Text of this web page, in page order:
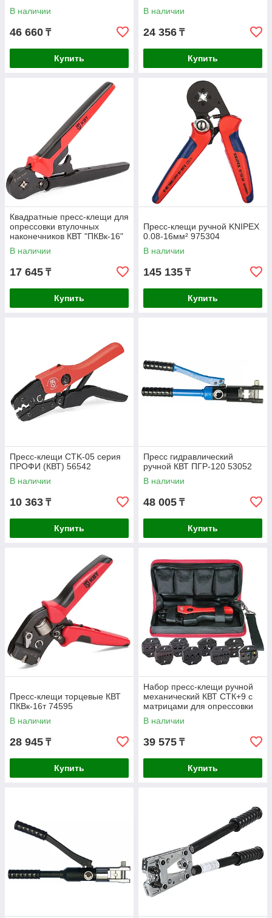
В наличии
46 660 ₸
Купить
В наличии
24 356 ₸
Купить
Квадратные пресс-клещи для
опрессовки втулочных
наконечников КВТ "ПКВк-16"
54549
В наличии
17 645 ₸
Купить
Пресс-клещи ручной KNIPEX
0.08-16мм² 975304
В наличии
145 135 ₸
Купить
Пресс-клещи CTK-05 серия
ПРОФИ (КВТ) 56542
В наличии
10 363 ₸
Купить
Пресс гидравлический
ручной КВТ ПГР-120 53052
В наличии
48 005 ₸
Купить
Пресс-клещи торцевые КВТ
ПКВк-16т 74595
В наличии
28 945 ₸
Купить
Набор пресс-клещи ручной
механический КВТ СТК+9 c
матрицами для опрессовки
наконечников 83347
В наличии
39 575 ₸
Купить